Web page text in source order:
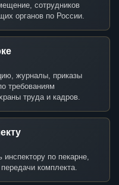
сотрудников
органов по России.
журналы, приказы
требованиям
труда и кадров.
по пекарне,
комплекта.